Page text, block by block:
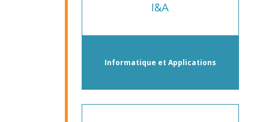
I&A
Informatique et Applications